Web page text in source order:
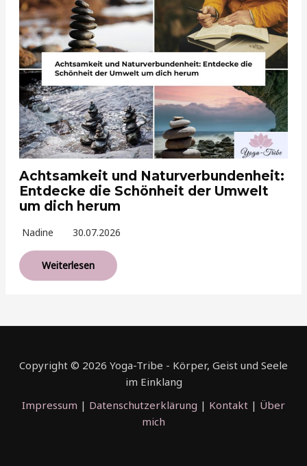
Achtsamkeit und Naturverbundenheit:
Entdecke die Schönheit der Umwelt
um dich herum
Nadine 30.07.2026
Weiterlesen
Copyright © 2026 Yoga-Tribe - Körper, Geist und Seele
im Einklang
Impressum | Datenschutzerklärung | Kontakt | Über
mich